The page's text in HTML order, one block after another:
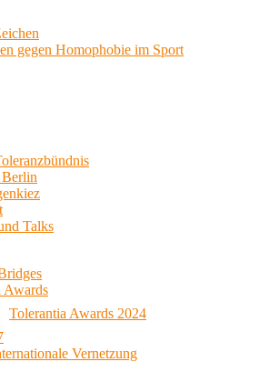
gegen Homophobie im Sport
Talks
Awards
Tolerantia Awards 2024
Vernetzung